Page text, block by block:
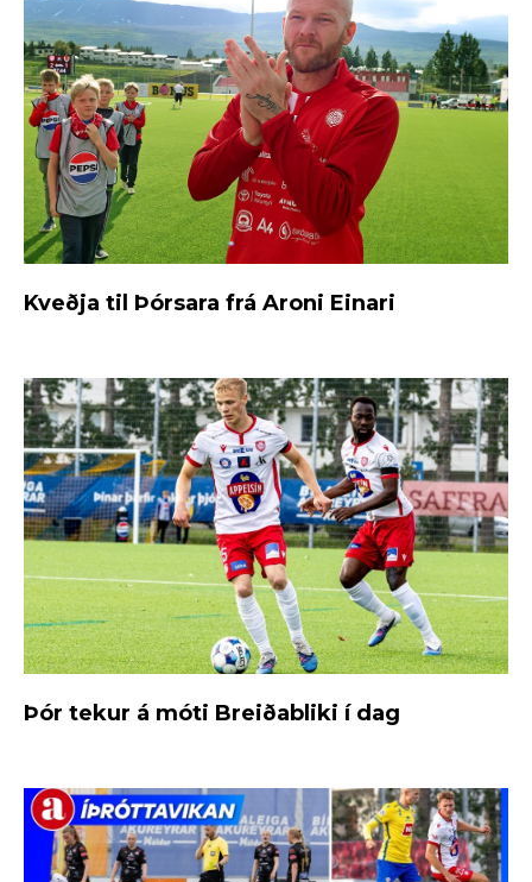
Kveðja til Þórsara frá Aroni Einari
Þór tekur á móti Breiðabliki í dag